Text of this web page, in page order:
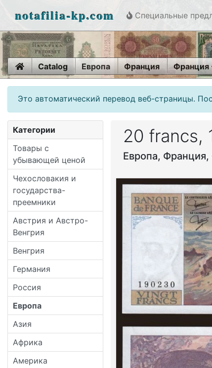
notafilia-kp.com Специальные
HomeCatalog Европа Франция Франция
Это автоматический перевод веб-страницы.
Категории
Товары с
убывающей ценой
Чехословакия и
государства-
преемники
Австрия и Австро-
Венгрия
Венгрия
Германия
Россия
Европа
Азия
Африка
Америка
20 francs,
Европа,